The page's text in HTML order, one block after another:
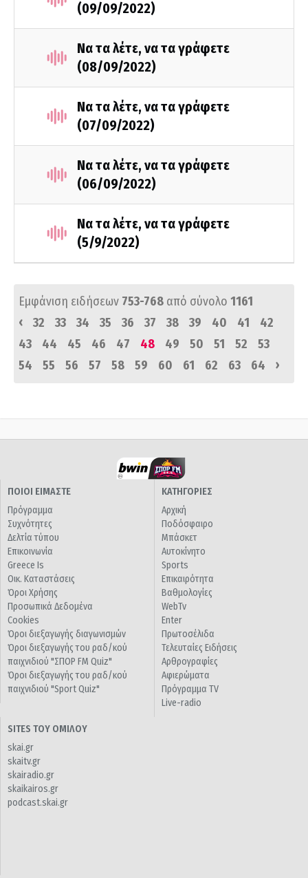
(09/09/2022)
Να τα λέτε, να τα γράφετε
(08/09/2022)
Να τα λέτε, να τα γράφετε
(07/09/2022)
Να τα λέτε, να τα γράφετε
(06/09/2022)
Να τα λέτε, να τα γράφετε
(5/9/2022)
Εμφάνιση ειδήσεων 753-768 από σύνολο 1161
‹
32 33 34 35 36 37 38 39 40 41
42
43
44 45 46 47 48 49 50 51 52
53
54
55 56 57 58 59 60 61 62 63 64 ›
ΠΟΙΟΙ ΕΙΜΑΣΤΕ
Πρόγραμμα
Συχνότητες
Δελτία τύπου
Επικοινωνία
Greece Is
Οικ. Καταστάσεις
Όροι Χρήσης
Προσωπικά Δεδομένα
Cookies
Όροι διεξαγωγής διαγωνισμών
Όροι διεξαγωγής του ραδ/κού
παιχνιδιού "ΣΠΟΡ FM Quiz"
Όροι διεξαγωγής του ραδ/κού
παιχνιδιού "Sport Quiz"
ΚΑΤΗΓΟΡΙΕΣ
Αρχική
Ποδόσφαιρο
Μπάσκετ
Αυτοκίνητο
Sports
Επικαιρότητα
Βαθμολογίες
WebTv
Enter
Πρωτοσέλιδα
Τελευταίες Ειδήσεις
Αρθρογραφίες
Αφιερώματα
Πρόγραμμα TV
Live-radio
SITES ΤΟΥ ΟΜΙΛΟΥ
skai.gr
skaitv.gr
skairadio.gr
skaikairos.gr
podcast.skai.gr